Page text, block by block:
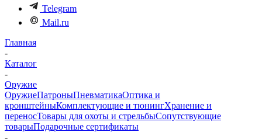
Telegram
Mail.ru
Главная
-
Каталог
-
Оружие
ОружиеПатроныПневматикаОптика и
кронштейныКомплектующие и тюнингХранение и
переносТовары для охоты и стрельбыСопутствующие
товарыПодарочные сертификаты
-